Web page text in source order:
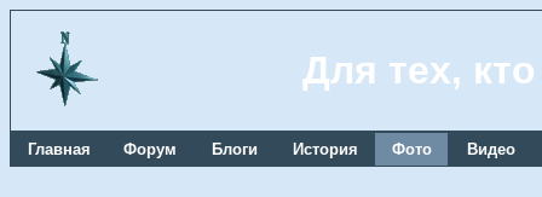
Для тех,
Главная Форум Блоги История Фото Видео